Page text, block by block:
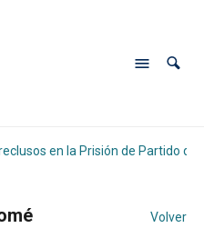
en la Prisión de Partido de
Volver